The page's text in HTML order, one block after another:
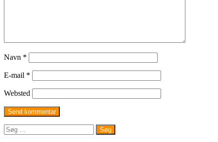
Navn *
E-mail *
Websted
Søg
efter: